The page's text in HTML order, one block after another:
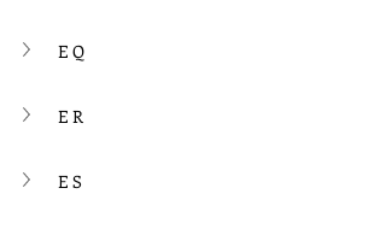
E Q
E R
E S